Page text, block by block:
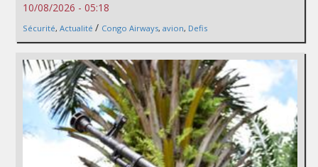
10/08/2026 - 05:18
Sécurité, Actualité / Congo Airways, avion, Defis